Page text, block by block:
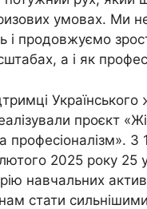
умовах. Ми
і продовжуємо
а і як
Українського
проєкт
професіоналізм».
2025 року 25
навчальних
стати